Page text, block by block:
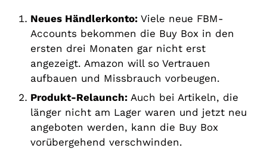
Neues Händlerkonto:Viele neue FBM-
Accounts bekommen die Buy Box in den
ersten drei Monaten gar nicht erst
angezeigt. Amazon will so Vertrauen
aufbauen und Missbrauch vorbeugen.
Produkt-Relaunch:Auch bei Artikeln, die
länger nicht am Lager waren und jetzt neu
angeboten werden, kann die Buy Box
vorübergehend verschwinden.